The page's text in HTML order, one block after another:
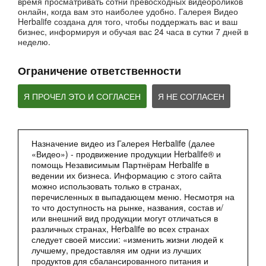
онлайн, когда вам это наиболее удобно. Галерея Видео
Herbalife создана для того, чтобы поддержать вас и ваш
бизнес, информируя и обучая вас 24 часа в сутки 7 дней в
неделю.
Ограничение ответственности
Я ПРОЧЕЛ ЭТО И СОГЛАСЕН Я НЕ СОГЛАСЕН
Назначение видео из Галерея Herbalife (далее
«Видео») - продвижение продукции Herbalife® и
помощь Независимым Партнёрам Herbalife в
ведении их бизнеса. Информацию с этого сайта
можно использовать только в странах,
перечисленных в выпадающем меню. Несмотря на
то что доступность на рынке, названия, состав и/
или внешний вид продукции могут отличаться в
различных странах, Herbalife во всех странах
следует своей миссии: «изменить жизни людей к
лучшему, предоставляя им одни из лучших
продуктов для сбалансированного питания и
Вебинар - Пищеварение
Вебинары от компании
Мультфильм - Формула 1 Вечерний Коктейль
Сбалансированное питание 24 часа